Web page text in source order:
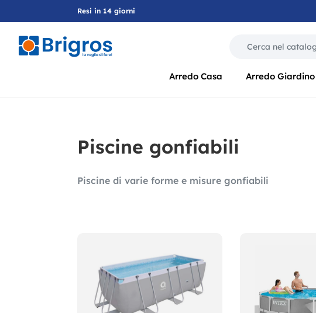
Resi in 14 giorni
Arredo Casa Arredo Giardino
Piscine gonfiabili
Piscine di varie forme e misure gonfiabili